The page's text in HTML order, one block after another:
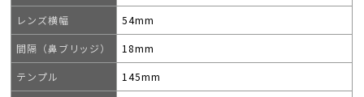
レンズ横幅 54mm
間隔（鼻ブリッジ） 18mm
テンプル 145mm